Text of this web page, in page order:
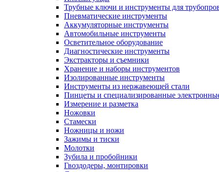
Трубные ключи и инструменты для
Пневматические инструменты
Аккумуляторные инструменты
Автомобильные инструменты
Осветительное оборудование
Диагностические инструменты
Экстракторы и съемники
Хранение и наборы инструментов
Изолированные инструменты
Инструменты из нержавеющей стали
Пинцеты и специализированные
Измерение и разметка
Ножовки
Стамески
Ножницы и ножи
Зажимы и тиски
Молотки
Зубила и пробойники
Гвоздодеры, монтировки